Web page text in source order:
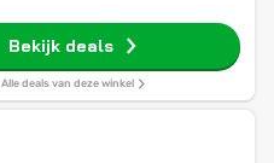
Bekijk deals
Alle deals van deze winkel